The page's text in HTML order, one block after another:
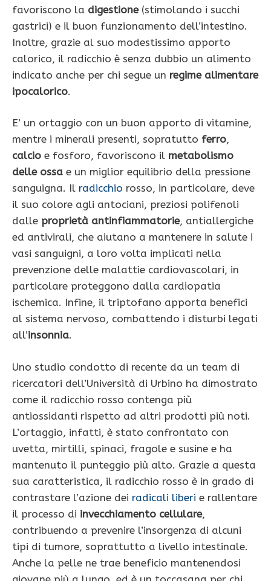
favoriscono la digestione(stimolando i succhi
gastrici) e il buon funzionamento dell’intestino.
Inoltre, grazie al suo modestissimo apporto
calorico, il radicchio è senza dubbio un alimento
indicato anche per chi segue un regime alimentare
ipocalorico.
E’ un ortaggio con un buon apporto di vitamine,
mentre i minerali presenti, sopratutto ferro,
calcio e fosforo, favoriscono il metabolismo
delle ossa e un miglior equilibrio della pressione
sanguigna. Il radicchio rosso, in particolare, deve
il suo colore agli antociani, preziosi polifenoli
dalle proprietà antinfiammatorie, antiallergiche
ed antivirali, che aiutano a mantenere in salute i
vasi sanguigni, a loro volta implicati nella
prevenzione delle malattie cardiovascolari, in
particolare proteggono dalla cardiopatia
ischemica. Infine, il triptofano apporta benefici
al sistema nervoso, combattendo i disturbi legati
all’insonnia.
Uno studio condotto di recente da un team di
ricercatori dell’Università di Urbino ha dimostrato
come il radicchio rosso contenga più
antiossidanti rispetto ad altri prodotti più noti.
L’ortaggio, infatti, è stato confrontato con
uvetta, mirtilli, spinaci, fragole e susine e ha
mantenuto il punteggio più alto. Grazie a questa
sua caratteristica, il radicchio rosso è in grado di
contrastare l’azione dei radicali liberi e rallentare
il processo di invecchiamento cellulare,
contribuendo a prevenire l’insorgenza di alcuni
tipi di tumore, soprattutto a livello intestinale.
Anche la pelle ne trae beneficio mantenendosi